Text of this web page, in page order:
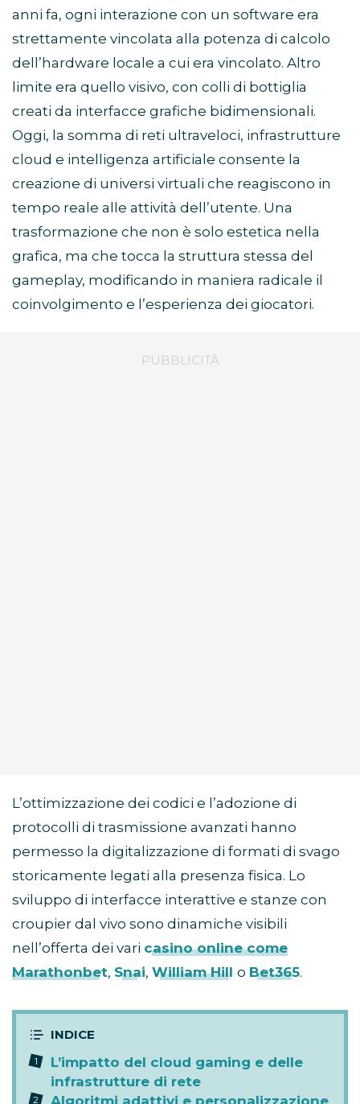
anni fa, ogni interazione con un software era
strettamente vincolata alla potenza di calcolo
dell’hardware locale a cui era vincolato. Altro
limite era quello visivo, con colli di bottiglia
creati da interfacce grafiche bidimensionali.
Oggi, la somma di reti ultraveloci, infrastrutture
cloud e intelligenza artificiale consente la
creazione di universi virtuali che reagiscono in
tempo reale alle attività dell’utente. Una
trasformazione che non è solo estetica nella
grafica, ma che tocca la struttura stessa del
gameplay, modificando in maniera radicale il
coinvolgimento e l’esperienza dei giocatori.
L’ottimizzazione dei codici e l’adozione di
protocolli di trasmissione avanzati hanno
permesso la digitalizzazione di formati di svago
storicamente legati alla presenza fisica. Lo
sviluppo di interfacce interattive e stanze con
croupier dal vivo sono dinamiche visibili
nell’offerta dei vari casino online come
Marathonbet, Snai, William Hill o Bet365.
L’impatto del cloud gaming e delle
infrastrutture di rete